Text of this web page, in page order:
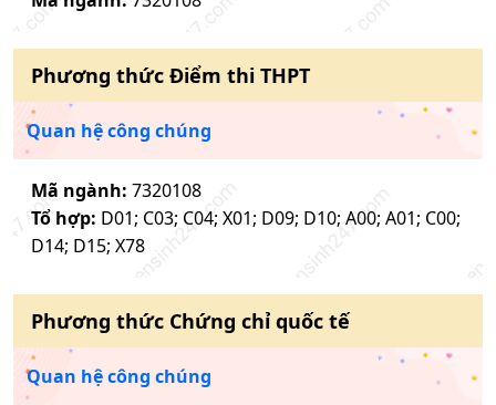
Phương thức Điểm thi THPT
Quan hệ công chúng
Mã ngành: 7320108
Tổ hợp: D01; C03; C04; X01; D09; D10; A00; A01; C00;
D14; D15; X78
Phương thức Chứng chỉ quốc tế
Quan hệ công chúng